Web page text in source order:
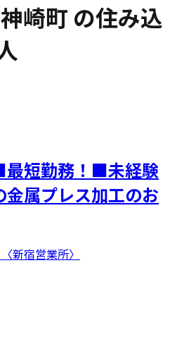
崎町 の住み込
短勤務！■未経験
金属プレス加工のお
新宿営業所〉